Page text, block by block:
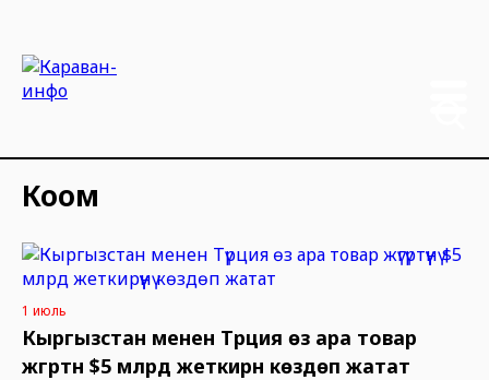
Коом
1 июль
Кыргызстан менен Түрция өз ара товар
жүгүртүүнү $5 млрд жеткирүүнү көздөп жатат